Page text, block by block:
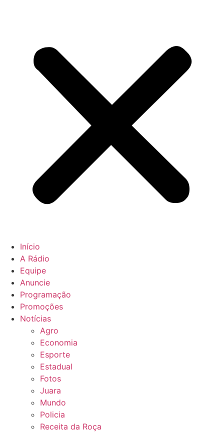
Início
A Rádio
Equipe
Anuncie
Programação
Promoções
Notícias
Agro
Economia
Esporte
Estadual
Fotos
Juara
Mundo
Policia
Receita da Roça